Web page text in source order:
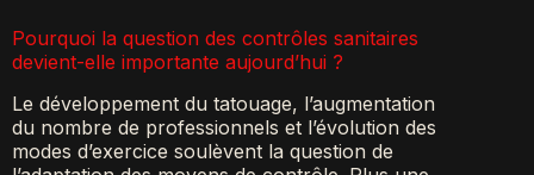
Pourquoi la question des contrôles sanitaires
devient-elle importante aujourd’hui ?
Le développement du tatouage, l’augmentation
du nombre de professionnels et l’évolution des
modes d’exercice soulèvent la question de